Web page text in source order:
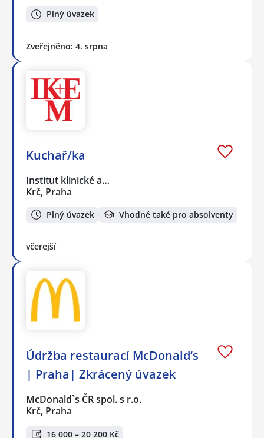
Plný úvazek
Zveřejněno: 4. srpna
Kuchař/ka
Institut klinické a…
Krč, Praha
Plný úvazek Vhodné také pro absolventy
včerejší
Údržba restaurací McDonald’s
| Praha| Zkrácený úvazek
McDonald`s ČR spol. s r.o.
Krč, Praha
16 000 – 20 200 Kč